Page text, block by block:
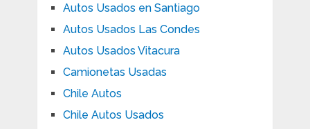
Autos Usados en Santiago
Autos Usados Las Condes
Autos Usados Vitacura
Camionetas Usadas
Chile Autos
Chile Autos Usados